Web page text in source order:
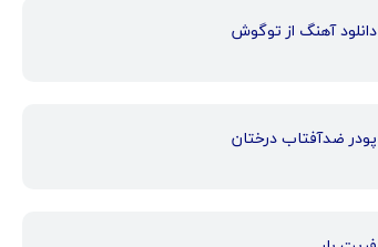
دانلود آهنگ از توگوش
پودر ضدآفتاب درختان